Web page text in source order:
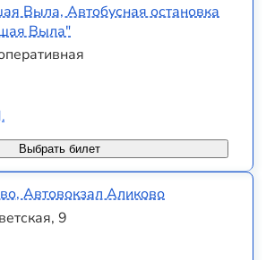
Выла, Автобусная остановка
Выла"
Выбрать билет
Автовокзал Аликово
9